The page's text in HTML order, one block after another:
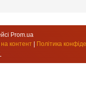
Prom.ua
контент | Політика